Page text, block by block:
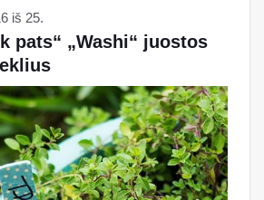
iš 25.
pats“ „Washi“ juostos